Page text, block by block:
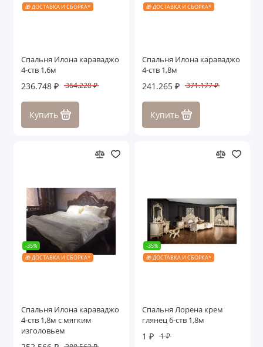
🎁 ДОСТАВКА И СБОРКА*
Спальня Илона караваджо
4-ств 1,6м
236.748 ₽ 364.228 ₽
Купить
🎁 ДОСТАВКА И СБОРКА*
Спальня Илона караваджо
4-ств 1,8м
241.265 ₽ 371.177 ₽
Купить
-35%
🎁 ДОСТАВКА И СБОРКА*
Спальня Илона караваджо
4-ств 1,8м с мягким
изголовьем
-35%
🎁 ДОСТАВКА И СБОРКА*
Спальня Лорена крем
глянец 6-ств 1,8м
1 ₽ 1 ₽